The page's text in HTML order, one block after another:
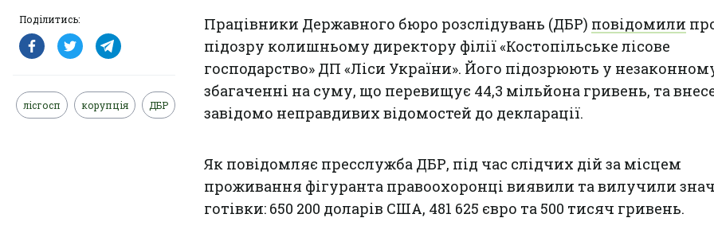
Поділитись:
лісгосп корупція ДБР
Працівники Державного бюро розслідувань (ДБР) повідомили
підозру колишньому директору філії «Костопільське лісове
господарство» ДП «Ліси України». Його підозрюють у
збагаченні на суму, що перевищує 44,3 мільйона гривень, та
завідомо неправдивих відомостей до декларації.
Як повідомляє пресслужба ДБР, під час слідчих дій за місцем
проживання фігуранта правоохоронці виявили та вилучили
готівки: 650 200 доларів США, 481 625 євро та 500 тисяч гривень.